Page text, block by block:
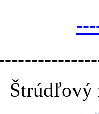
Štrúdľový